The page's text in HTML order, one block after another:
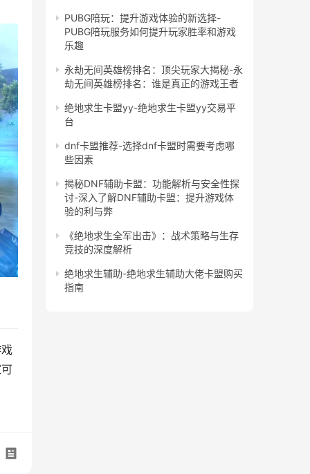
PUBG陪玩：提升游戏体验的新选择-
PUBG陪玩服务如何提升玩家胜率和游戏
乐趣
永劫无间英雄榜排名：顶尖玩家大揭秘-永
劫无间英雄榜排名：谁是真正的游戏王者
绝地求生卡盟yy-绝地求生卡盟yy交易平
台
dnf卡盟推荐-选择dnf卡盟时需要考虑哪
些因素
揭秘DNF辅助卡盟：功能解析与安全性探
讨-深入了解DNF辅助卡盟：提升游戏体
验的利与弊
《绝地求生全军出击》：战术策略与生存
竞技的深度解析
绝地求生辅助-绝地求生辅助大佬卡盟购买
指南